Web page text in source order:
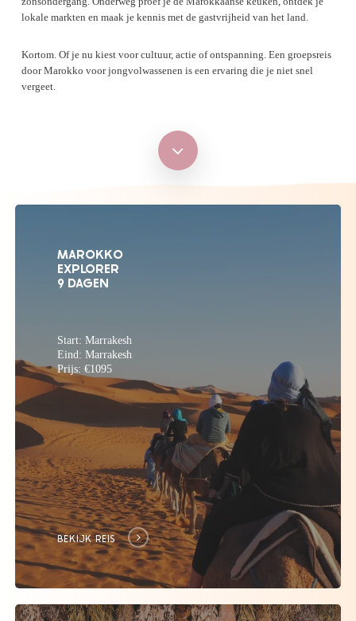
lokale markten en maak je kennis met de gastvrijheid van het land.
Kortom. Of je nu kiest voor cultuur, actie of ontspanning. Een groepsreis
door Marokko voor jongvolwassenen is een ervaring die je niet snel
vergeet.
Navigate
MAROKKO
EXPLORER
9 DAGEN
Start: Marrakesh
Eind: Marrakesh
Prijs: €1095
BEKIJK REIS